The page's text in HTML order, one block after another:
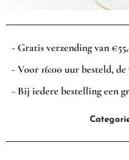
- Gratis verzending van
- Voor 16:00 uur besteld,
- Bij iedere bestelling een